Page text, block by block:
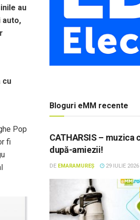
au
auto,
cu
Pop
fi
Bloguri eMM recente
CATHARSIS – muzica
după-amiezii!
DE EMARAMUREȘ 29 IULIE 2026